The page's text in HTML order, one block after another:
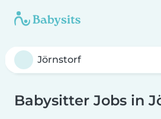
Babysitter Jobs in